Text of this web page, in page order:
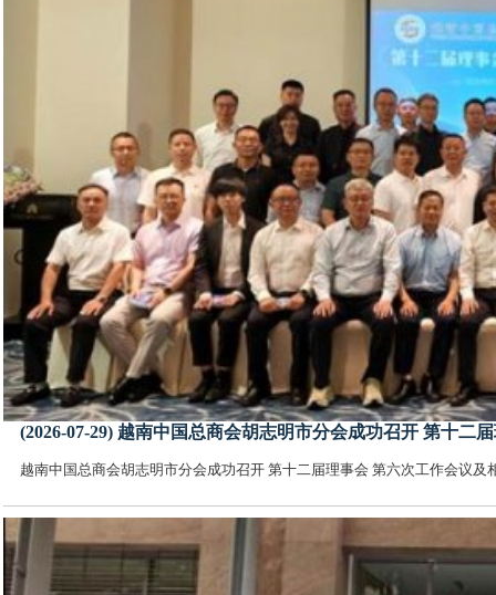
(2026-07-29) 越南中国总商会胡志明市分会成功召开 第十二
越南中国总商会胡志明市分会成功召开 第十二届理事会 第六次工作会议